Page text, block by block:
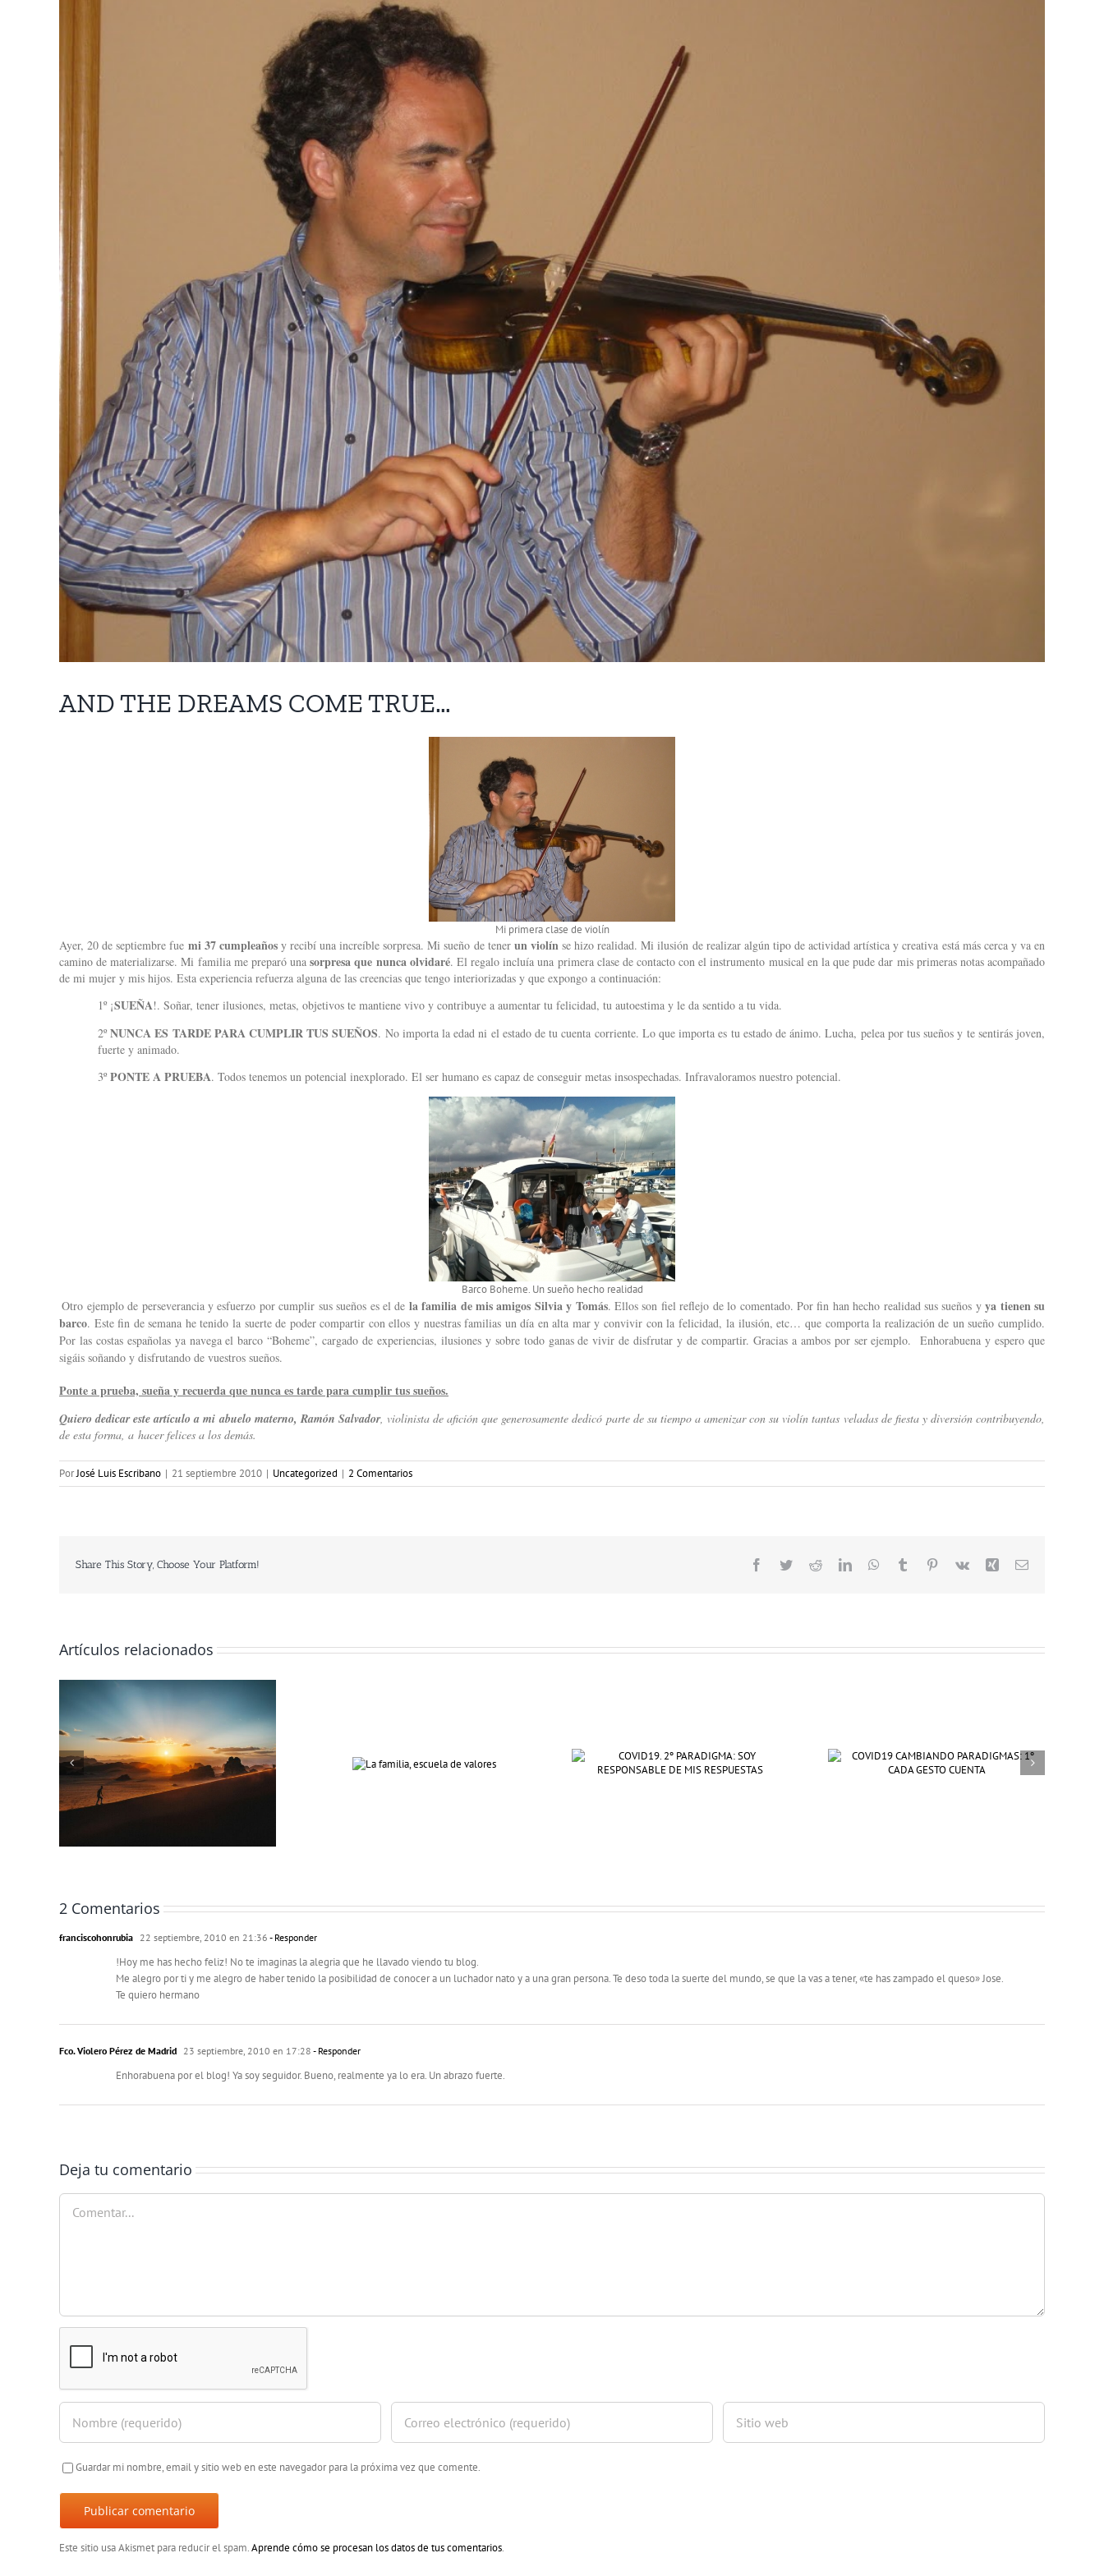
AND THE DREAMS COME TRUE…
Mi primera clase de violín
Ayer, 20 de septiembre fue mi 37 cumpleañosy recibí una increíble sorpresa. Mi sueño de tener un violínse hizo realidad. Mi ilusión de realizar algún tipo de actividad artística y creativa está más cerca y va en
camino de materializarse. Mi familia me preparó unasorpresa que nunca olvidaré. El regalo incluía una primera clase de contacto con el instrumento musical en la que pude dar mis primeras notas acompañado
de mi mujer y mis hijos. Esta experiencia refuerza alguna de las creencias que tengo interiorizadas y que expongo a continuación:
1º ¡SUEÑA!. Soñar, tener ilusiones, metas, objetivos te mantiene vivo y contribuye a aumentar tu felicidad, tu autoestima y le da sentido a tu vida.
2ºNUNCA ES TARDE PARA CUMPLIR TUS SUEÑOS. No importa la edad ni el estado de tu cuenta corriente. Lo que importa es tu estado de ánimo. Lucha, pelea por tus sueños y te sentirás joven,
fuerte y animado.
3ºPONTE A PRUEBA. Todos tenemos un potencial inexplorado. El ser humano es capaz de conseguir metas insospechadas. Infravaloramos nuestro potencial.
Barco Boheme. Un sueño hecho realidad
Otro ejemplo de perseverancia y esfuerzo por cumplir sus sueños es el de la familia de mis amigos Silvia y Tomás. Ellos son fiel reflejo de lo comentado. Por fin han hecho realidad sus sueños yya tienen su
barco. Este fin de semana he tenido la suerte de poder compartir con ellos y nuestras familias un día en alta mar y convivir con la felicidad, la ilusión, etc… que comporta la realización de un sueño cumplido.
Por las costas españolas ya navega el barco “Boheme”, cargado de experiencias, ilusiones y sobre todo ganas de vivir de disfrutar y de compartir. Gracias a ambos por ser ejemplo.
Enhorabuena y espero que
sigáis soñando y disfrutando de vuestros sueños.
Ponte a prueba, sueña y recuerda que nunca es tarde para cumplir tus sueños.
Quiero dedicar este artículo a mi abuelo materno, Ramón Salvador, violinista de afición que generosamente dedicó parte de su tiempo a amenizar con su violín tantas veladas de fiesta y diversión contribuyendo,
de esta forma, a hacer felices a los demás.
PorJosé Luis Escribano | 21 septiembre 2010 | Uncategorized | 2 Comentarios
Share This Story, Choose Your Platform! Facebook
TwitterRedditLinkedInWhatsApp
Tumblr Pinterest
Vk Xing Correo
Artículos relacionados
2 Comentarios
franciscohonrubia 22 septiembre, 2010 en 21:36 - Responder
!Hoy me has hecho feliz! No te imaginas la alegria que he llavado viendo tu blog.
Me alegro por ti y me alegro de haber tenido la posibilidad de conocer a un luchador nato y a una gran persona. Te deso toda la suerte del mundo, se que la vas a tener, «te has zampado el queso» Jose.
Te quiero hermano
Fco. Violero Pérez de Madrid 23 septiembre, 2010 en 17:28 - Responder
Enhorabuena por el blog! Ya soy seguidor. Bueno, realmente ya lo era. Un abrazo fuerte.
Deja tu comentario
Comentar
Guardar mi nombre, email y sitio web en este navegador para la próxima vez que comente.
Este sitio usa Akismet para reducir el spam.Aprende cómo se procesan los datos de tus comentarios.